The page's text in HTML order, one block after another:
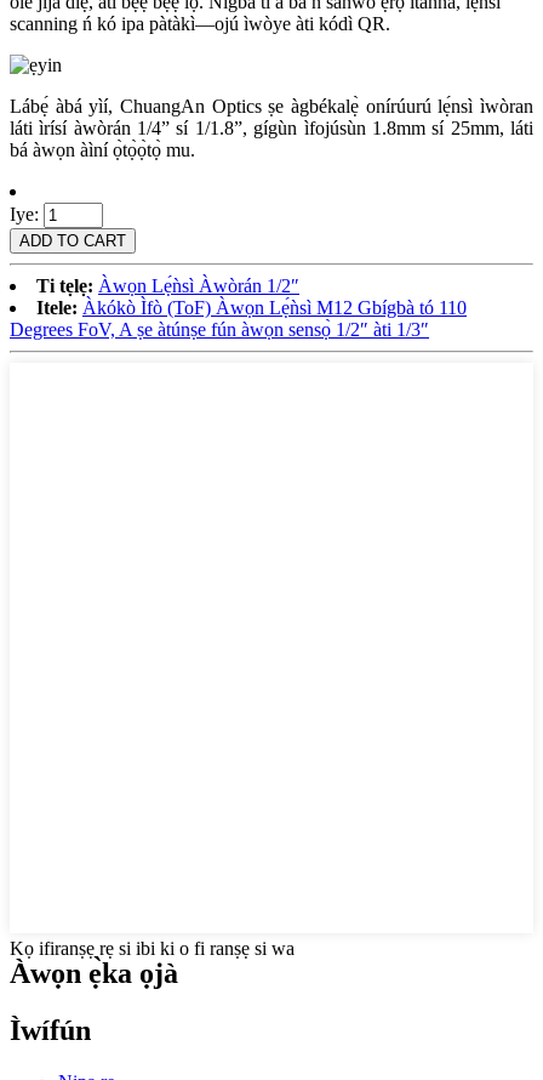
scanning ń kó ipa pàtàkì—ojú ìwòye àti kódì QR.
Lábẹ́ àbá yìí, ChuangAn Optics ṣe àgbékalẹ̀ onírúurú lẹ́nsì ìwòran
láti ìrísí àwòrán 1/4” sí 1/1.8”, gígùn ìfojúsùn 1.8mm sí 25mm, láti
bá àwọn àìní ọ̀tọ̀ọ̀tọ̀ mu.
Iye:
Ti tẹlẹ: Àwọn Lẹ́ǹsì Àwòrán 1/2″
Itele: Àkókò Ìfò (ToF) Àwọn Lẹ́ǹsì M12 Gbígbà tó 110
Degrees FoV, A ṣe àtúnṣe fún àwọn sensọ̀ 1/2″ àti 1/3″
Kọ ifiranṣẹ rẹ si ibi ki o fi ranṣẹ si wa
Àwọn ẹ̀ka ọjà
Ìwífún